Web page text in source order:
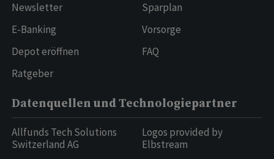
Newsletter
E-Banking
Depot eröffnen
Ratgeber
Sparplan
Vorsorge
FAQ
Datenquellen und Technologiepartner
Allfunds Tech Solutions
Switzerland AG
Logos provided by
Elbstream